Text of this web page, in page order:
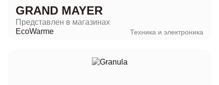
GRAND MAYER
Представлен в магазинах
EcoWarme
Техника и электроника